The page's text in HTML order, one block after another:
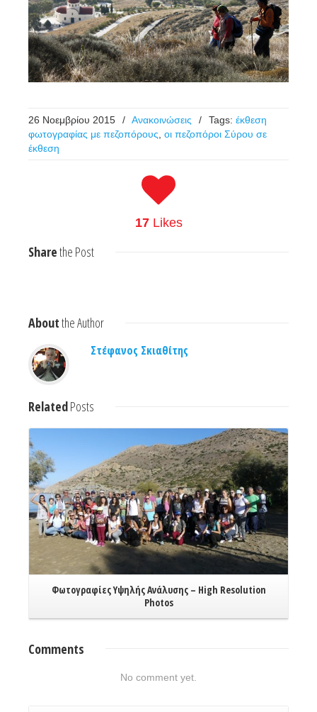
26 Νοεμβρίου 2015 / Ανακοινώσεις / Tags: έκθεση
φωτογραφίας με πεζοπόρους οι πεζοπόροι Σύρου σε
έκθεση
17Likes
Sharethe Post
Aboutthe Author
Στέφανος Σκιαθίτης
RelatedPosts
Φωτογραφίες Υψηλής Ανάλυσης – High Resolution
Photos
Comments
No comment yet.